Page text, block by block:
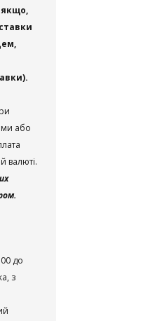
якщо,
або
валюті.
до
з